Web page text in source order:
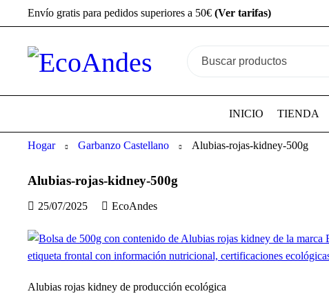
Envío gratis para pedidos superiores a 50€ (Ver tarifas)
INICIO TIENDA
Hogar Garbanzo Castellano Alubias-rojas-kidney-500g
Alubias-rojas-kidney-500g
25/07/2025 EcoAndes
Alubias rojas kidney de producción ecológica